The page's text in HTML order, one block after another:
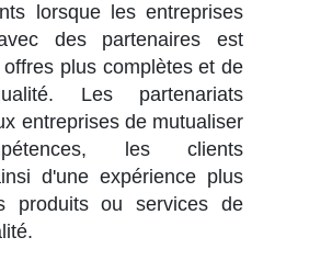
lorsque les entreprises
des partenaires est
offres plus complètes et de
Les partenariats
entreprises de mutualiser
les clients
d'une expérience plus
produits ou services de